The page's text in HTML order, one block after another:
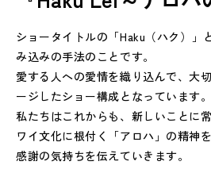
ショータイトルの「Haku（ハク）」
み込みの手法のことです。
愛する人への愛情を織り込んで、大
ージしたショー構成となっています。
私たちはこれからも、新しいことに
ワイ文化に根付く「アロハ」の精神
感謝の気持ちを伝えていきます。